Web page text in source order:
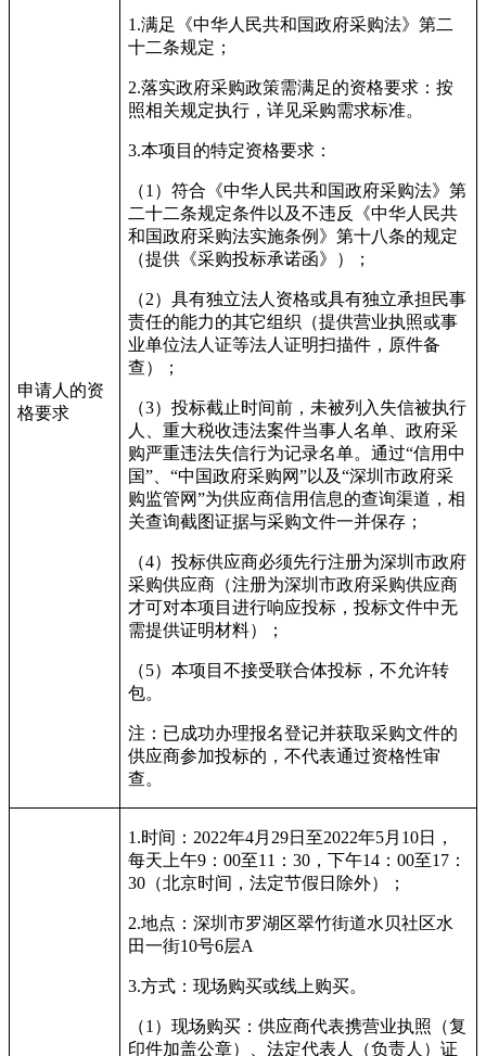
申请人的资
格要求
1.满足《中华人民共和国政府采购法》第二
十二条规定；
2.落实政府采购政策需满足的资格要求：按
照相关规定执行，详见采购需求标准。
3.本项目的特定资格要求：
（1 ）符合《中华人民共和国政府采购法》第
二十二条规定条件以及不违反
《中华人民共
和国政府采购法实施条例》第十八条的规定
（提供《采购投标承诺函》）；
（2）具有独立法人资格或具有独立承担民事
责任的能力的其它组织（提供营业执照或事
业单位法人证等法人证明扫描件，原件备
查）；
（3）投标截止时间前，未被列入失信被执行
人、重大税收违法案件当事人名单、政府采
购严重违法失信行为记录名单。通过“信用中
国” “中国政府采购网”以及“深圳市政府采
购监管网”为供应商信用信息的查询渠道，相
关查询截图证据与采购文件一并保存；
（4）投标供应商必须先行注册为深圳市政府
采购供应商（注册为深圳市政府采购供应商
才可对本项目进行响应投标，投标文件中无
需提供证明材料）；
（5）本项目不接受联合体投标，不允许转
包。
注：已成功办理报名登记并获取采购文件的
供应商参加投标的，不代表通过资格性审
查。
1.时间： 2022年4月 29日至2022年5月 10日，
每天上午9 ： 00至11 ： 30 ，下午14 ： 00至17 ：
30 （北京时间，法定节假日除外）；
2.地点：深圳市罗湖区翠竹街道水贝社区水
田一街10号6层A
3.方式：现场购买或线上购买。
（1 ）现场购买：供应商代表携营业执照（复
印件加盖公章）、法定代表人（负责人）证